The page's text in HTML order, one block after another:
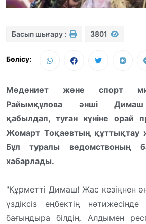
Басып шығару : 3801
Бөлісу:
Мəдениет жəне спорт
Райымқұлова əнші Димаш
қабылдап, туған күніне орай
Жомарт Тоқаевтың құттықтау
Бұл туралы ведомствоның
хабарлады.
"Құрметті Димаш! Жас кезіңнен
үздіксіз еңбектің
бағындыра білдің. Алдымен